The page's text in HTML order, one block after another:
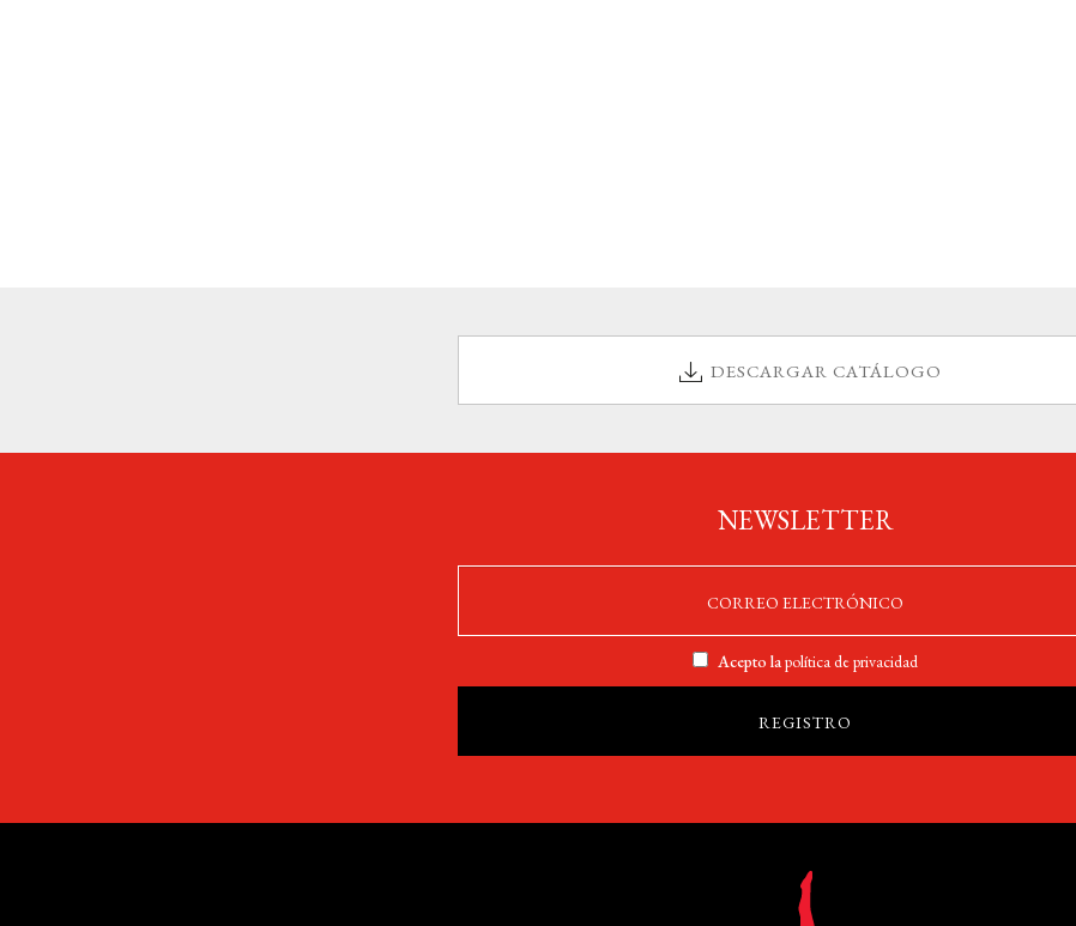
DESCARGAR CATÁLOGO
NEWSLETTER
Acepto lapolítica de privacidad